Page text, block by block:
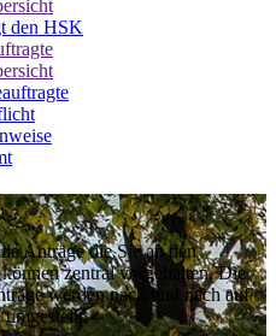
den HSK
Anträge die Sie an den
zentral vorgehalten. Die
werden nach und nach auf